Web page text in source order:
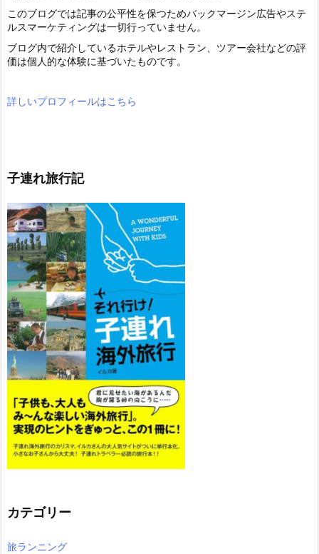
このブログでは記事の公平性を保つためバックマージン広告やステ
ルスマーケティングは一切行っていません。
ブログ内で紹介しているホテルやレストラン、ツアー会社などの評
価は個人的な体験に基づいたものです。
詳しいプロフィールはこちら
子連れ旅行記
カテゴリー
旅ランニング